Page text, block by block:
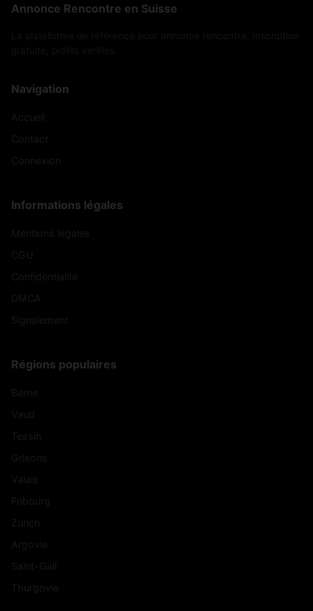
Annonce Rencontre en Suisse
Navigation
Informations légales
Régions populaires